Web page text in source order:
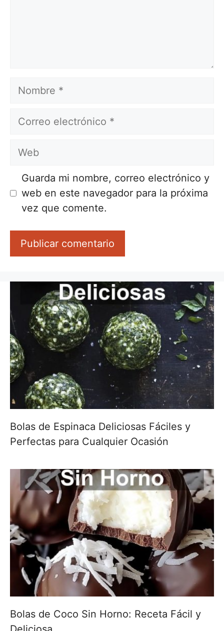
Nombre
Correo
Web
Guarda mi nombre, correo electrónico y
web en este navegador para la próxima
vez que comente.
Bolas de Espinaca Deliciosas Fáciles y
Perfectas para Cualquier Ocasión
Bolas de Coco Sin Horno: Receta Fácil y